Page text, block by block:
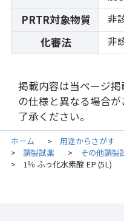
PRTR対象物質 非
化審法 非
掲載内容は当ページ
の仕様と異なる場合
了承ください。
ホーム > 用途からさがす
> 調製試薬 > その他調製
> 1％ ふっ化水素酸 EP (5L)